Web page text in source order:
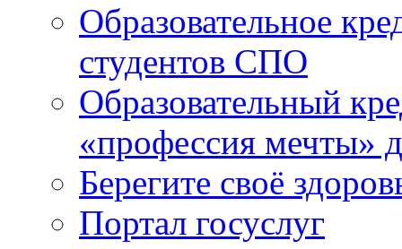
Образовательное
студентов СПО
Образовательный
«профессия мечты»
Берегите своё
Портал госуслуг